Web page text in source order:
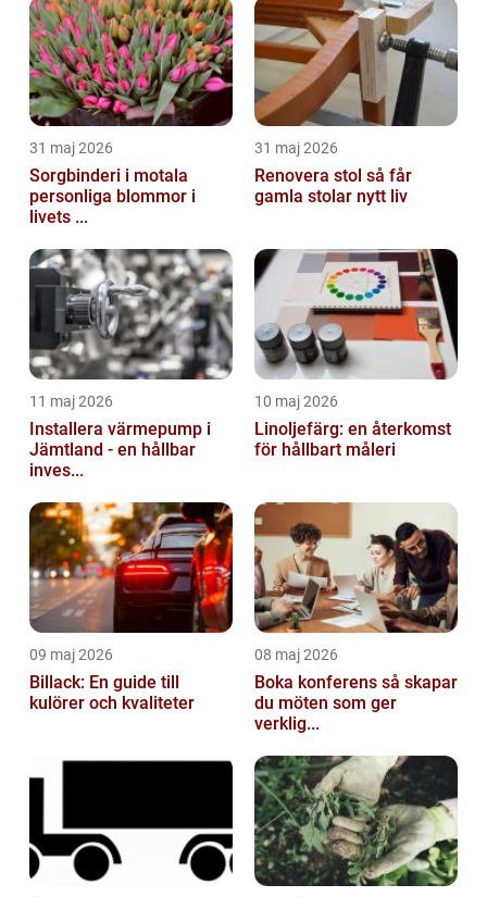
31 maj 2026
Sorgbinderi i motala
personliga blommor i
livets ...
31 maj 2026
Renovera stol så får
gamla stolar nytt liv
11 maj 2026
Installera värmepump i
Jämtland - en hållbar
inves...
10 maj 2026
Linoljefärg: en återkomst
för hållbart måleri
09 maj 2026
Billack: En guide till
kulörer och kvaliteter
08 maj 2026
Boka konferens så skapar
du möten som ger
verklig...